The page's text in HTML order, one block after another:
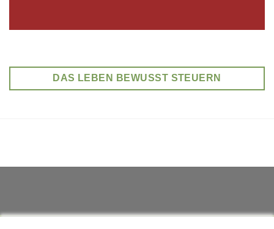
DAS LEBEN BEWUSST STEUERN